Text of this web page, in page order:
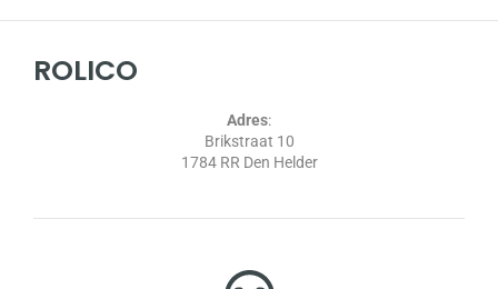
ROLICO
Adres:
Brikstraat 10
1784 RR Den Helder